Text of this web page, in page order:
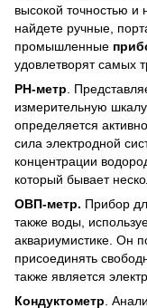
высокой точностью
найдете ручные,
промышленные
удовлетворят самых
РН-метр .
измерительную
определяется
сила электродной
концентрации
который бывает
ОВП-метр. Прибор
также воды,
аквариумистике. Он
присоединять
также является
Кондуктометр .